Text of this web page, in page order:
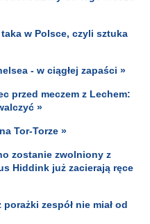
w Polsce, czyli sztuka
- w ciągłej zapaści »
przed meczem z Lechem:
»
Tor-Torze »
zostanie zwolniony z
Hiddink już zacierają ręce
zespół nie miał od